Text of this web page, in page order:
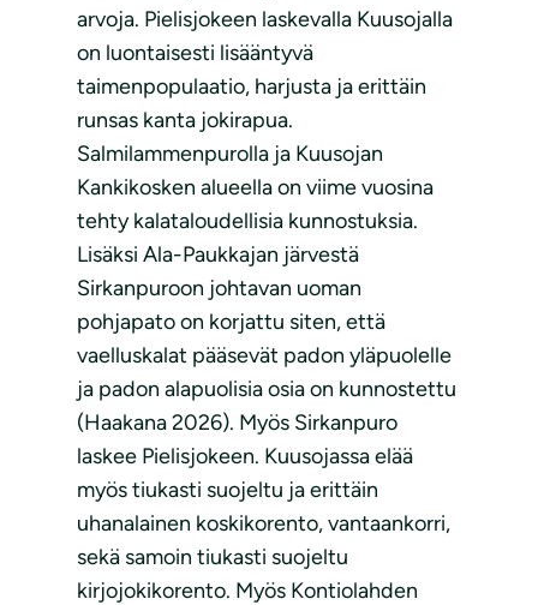
arvoja. Pielisjokeen laskevalla Kuusojalla
on luontaisesti lisääntyvä
taimenpopulaatio, harjusta ja erittäin
runsas kanta jokirapua.
Salmilammenpurolla ja Kuusojan
Kankikosken alueella on viime vuosina
tehty kalataloudellisia kunnostuksia.
Lisäksi Ala-Paukkajan järvestä
Sirkanpuroon johtavan uoman
pohjapato on korjattu siten, että
vaelluskalat pääsevät padon yläpuolelle
ja padon alapuolisia osia on kunnostettu
(Haakana 2026). Myös Sirkanpuro
laskee Pielisjokeen. Kuusojassa elää
myös tiukasti suojeltu ja erittäin
uhanalainen koskikorento, vantaankorri,
sekä samoin tiukasti suojeltu
kirjojokikorento. Myös Kontiolahden